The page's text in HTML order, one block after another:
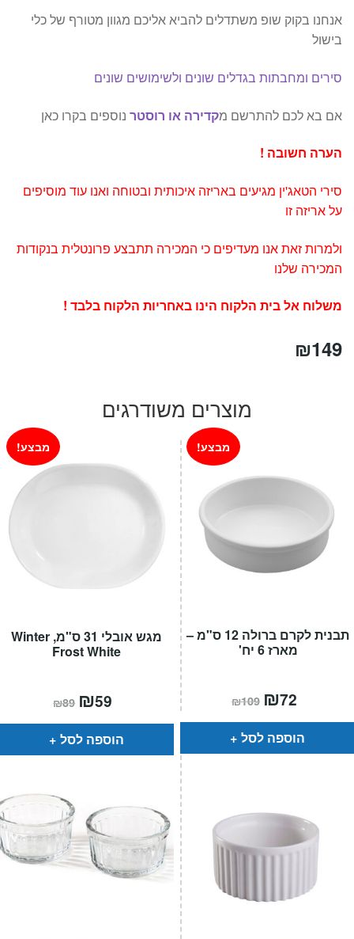
אנחנו בקוק שופ משתדלים להביא אליכם מגוון מטורף של כלי
בישול
סירים ומחבתות בגדלים שונים ולשימושים שונים
אם בא לכם להתרשם מקדירה או רוסטר נוספים בקרו כאן
הערה חשובה !
סירי הטאג'ין מגיעים באריזה איכותית ובטוחה ואנו עוד מוסיפים
על אריזה זו
ולמרות זאת אנו מעדיפים כי המכירה תתבצע פרונטלית בנקודות
המכירה שלנו
משלוח אל בית הלקוח הינו באחריות הלקוח בלבד !
₪149
מוצרים משודרגים
מגש אובלי 31 ס"מ, Winter
Frost White
מבצע!
₪89 המחיר
המקורי
היה:
₪89.
₪59
הוא:
הוספה לסל
תבנית לקרם ברולה 12 ס"מ –
מארז 6 יח'
מבצע!
₪109 המחיר
המקורי
היה:
₪109.
₪72
הוא:
הוספה לסל